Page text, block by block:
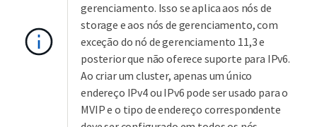
gerenciamento. Isso se aplica aos nós de
storage e aos nós de gerenciamento, com
exceção do nó de gerenciamento 11,3 e
posterior que não oferece suporte para IPv6.
Ao criar um cluster, apenas um único
endereço IPv4 ou IPv6 pode ser usado para o
MVIP e o tipo de endereço correspondente